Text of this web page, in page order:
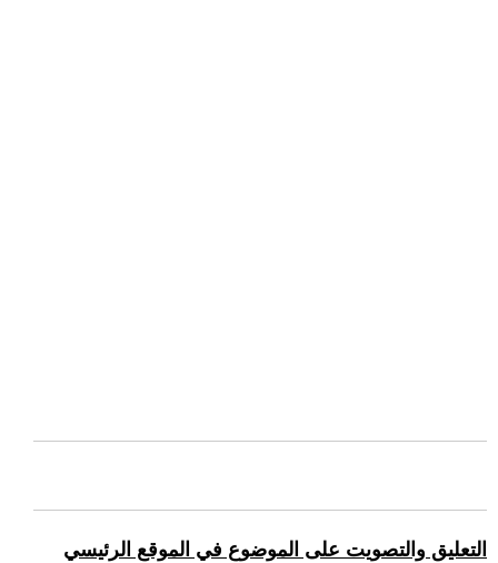
التعليق والتصويت على الموضوع في الموقع الرئيسي